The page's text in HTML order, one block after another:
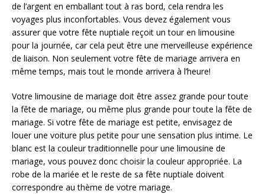
de l’argent en emballant tout à ras bord, cela rendra les
voyages plus inconfortables. Vous devez également vous
assurer que votre fête nuptiale reçoit un tour en limousine
pour la journée, car cela peut être une merveilleuse expérience
de liaison. Non seulement votre fête de mariage arrivera en
même temps, mais tout le monde arrivera à l’heure!
Votre limousine de mariage doit être assez grande pour toute
la fête de mariage, ou même plus grande pour toute la fête de
mariage. Si votre fête de mariage est petite, envisagez de
louer une voiture plus petite pour une sensation plus intime. Le
blanc est la couleur traditionnelle pour une limousine de
mariage, vous pouvez donc choisir la couleur appropriée. La
robe de la mariée et le reste de sa fête nuptiale doivent
correspondre au thème de votre mariage.